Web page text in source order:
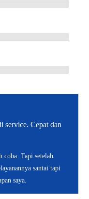
service. Cepat dan
coba. Tapi setelah
santai tapi
saya.